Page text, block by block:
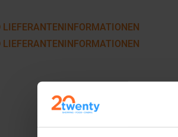
LIEFERANTENINFORMATIONEN
LIEFERANTENINFORMATIONEN